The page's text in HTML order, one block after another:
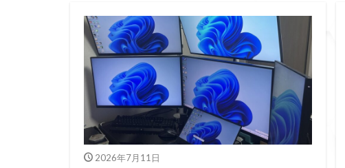
2026年7月11日